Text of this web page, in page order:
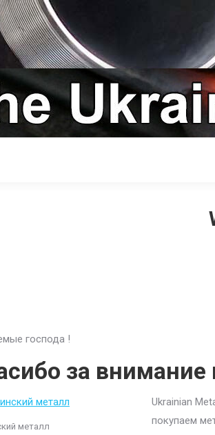
господа !
за внимание
металл
Ukrainian
покупаем